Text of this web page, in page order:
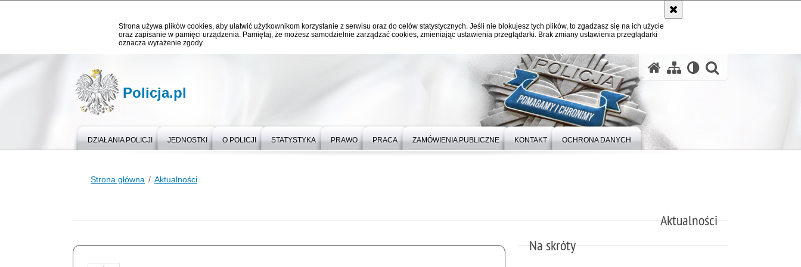
Strona używa plików cookies, aby ułatwić użytkownikom korzystanie z serwisu oraz do celów statystycznych. Jeśli nie blokujesz tych plików, to zgadzasz się na ich użycie
oraz zapisanie w pamięci urządzenia. Pamiętaj, że możesz samodzielnie zarządzać cookies, zmieniając ustawienia przeglądarki. Brak zmiany ustawienia przeglądarki
oznacza wyrażenie zgody.
Policja.pl
DZIAŁANIA POLICJI JEDNOSTKI O POLICJI STATYSTYKA PRAWO PRACA ZAMÓWIENIA PUBLICZNE KONTAKT OCHRONA DANYCH
Strona główna Aktualności
Aktualności
Na skróty